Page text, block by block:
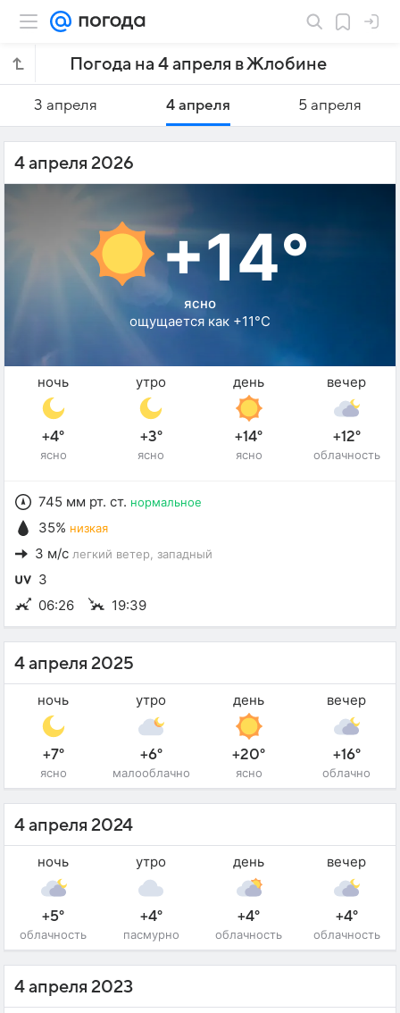
Погода на 4 апреля в Жлобине
3 апреля 4 апреля 5 апреля
4 апреля 2026
+14°
ясно
ощущается как +11°C
ночь
+4°
ясно
утро
+3°
ясно
день
+14°
ясно
вечер
+12°
облачность
745 мм рт. ст. нормальное
35% низкая
3 м/с легкий ветер , западный
3
06:26
19:39
4 апреля 2025
ночь
+7°
ясно
утро
+6°
малооблачно
день
+20°
ясно
вечер
+16°
облачно
4 апреля 2024
ночь
+5°
облачность
утро
+4°
пасмурно
день
+4°
облачность
вечер
+4°
облачность
4 апреля 2023